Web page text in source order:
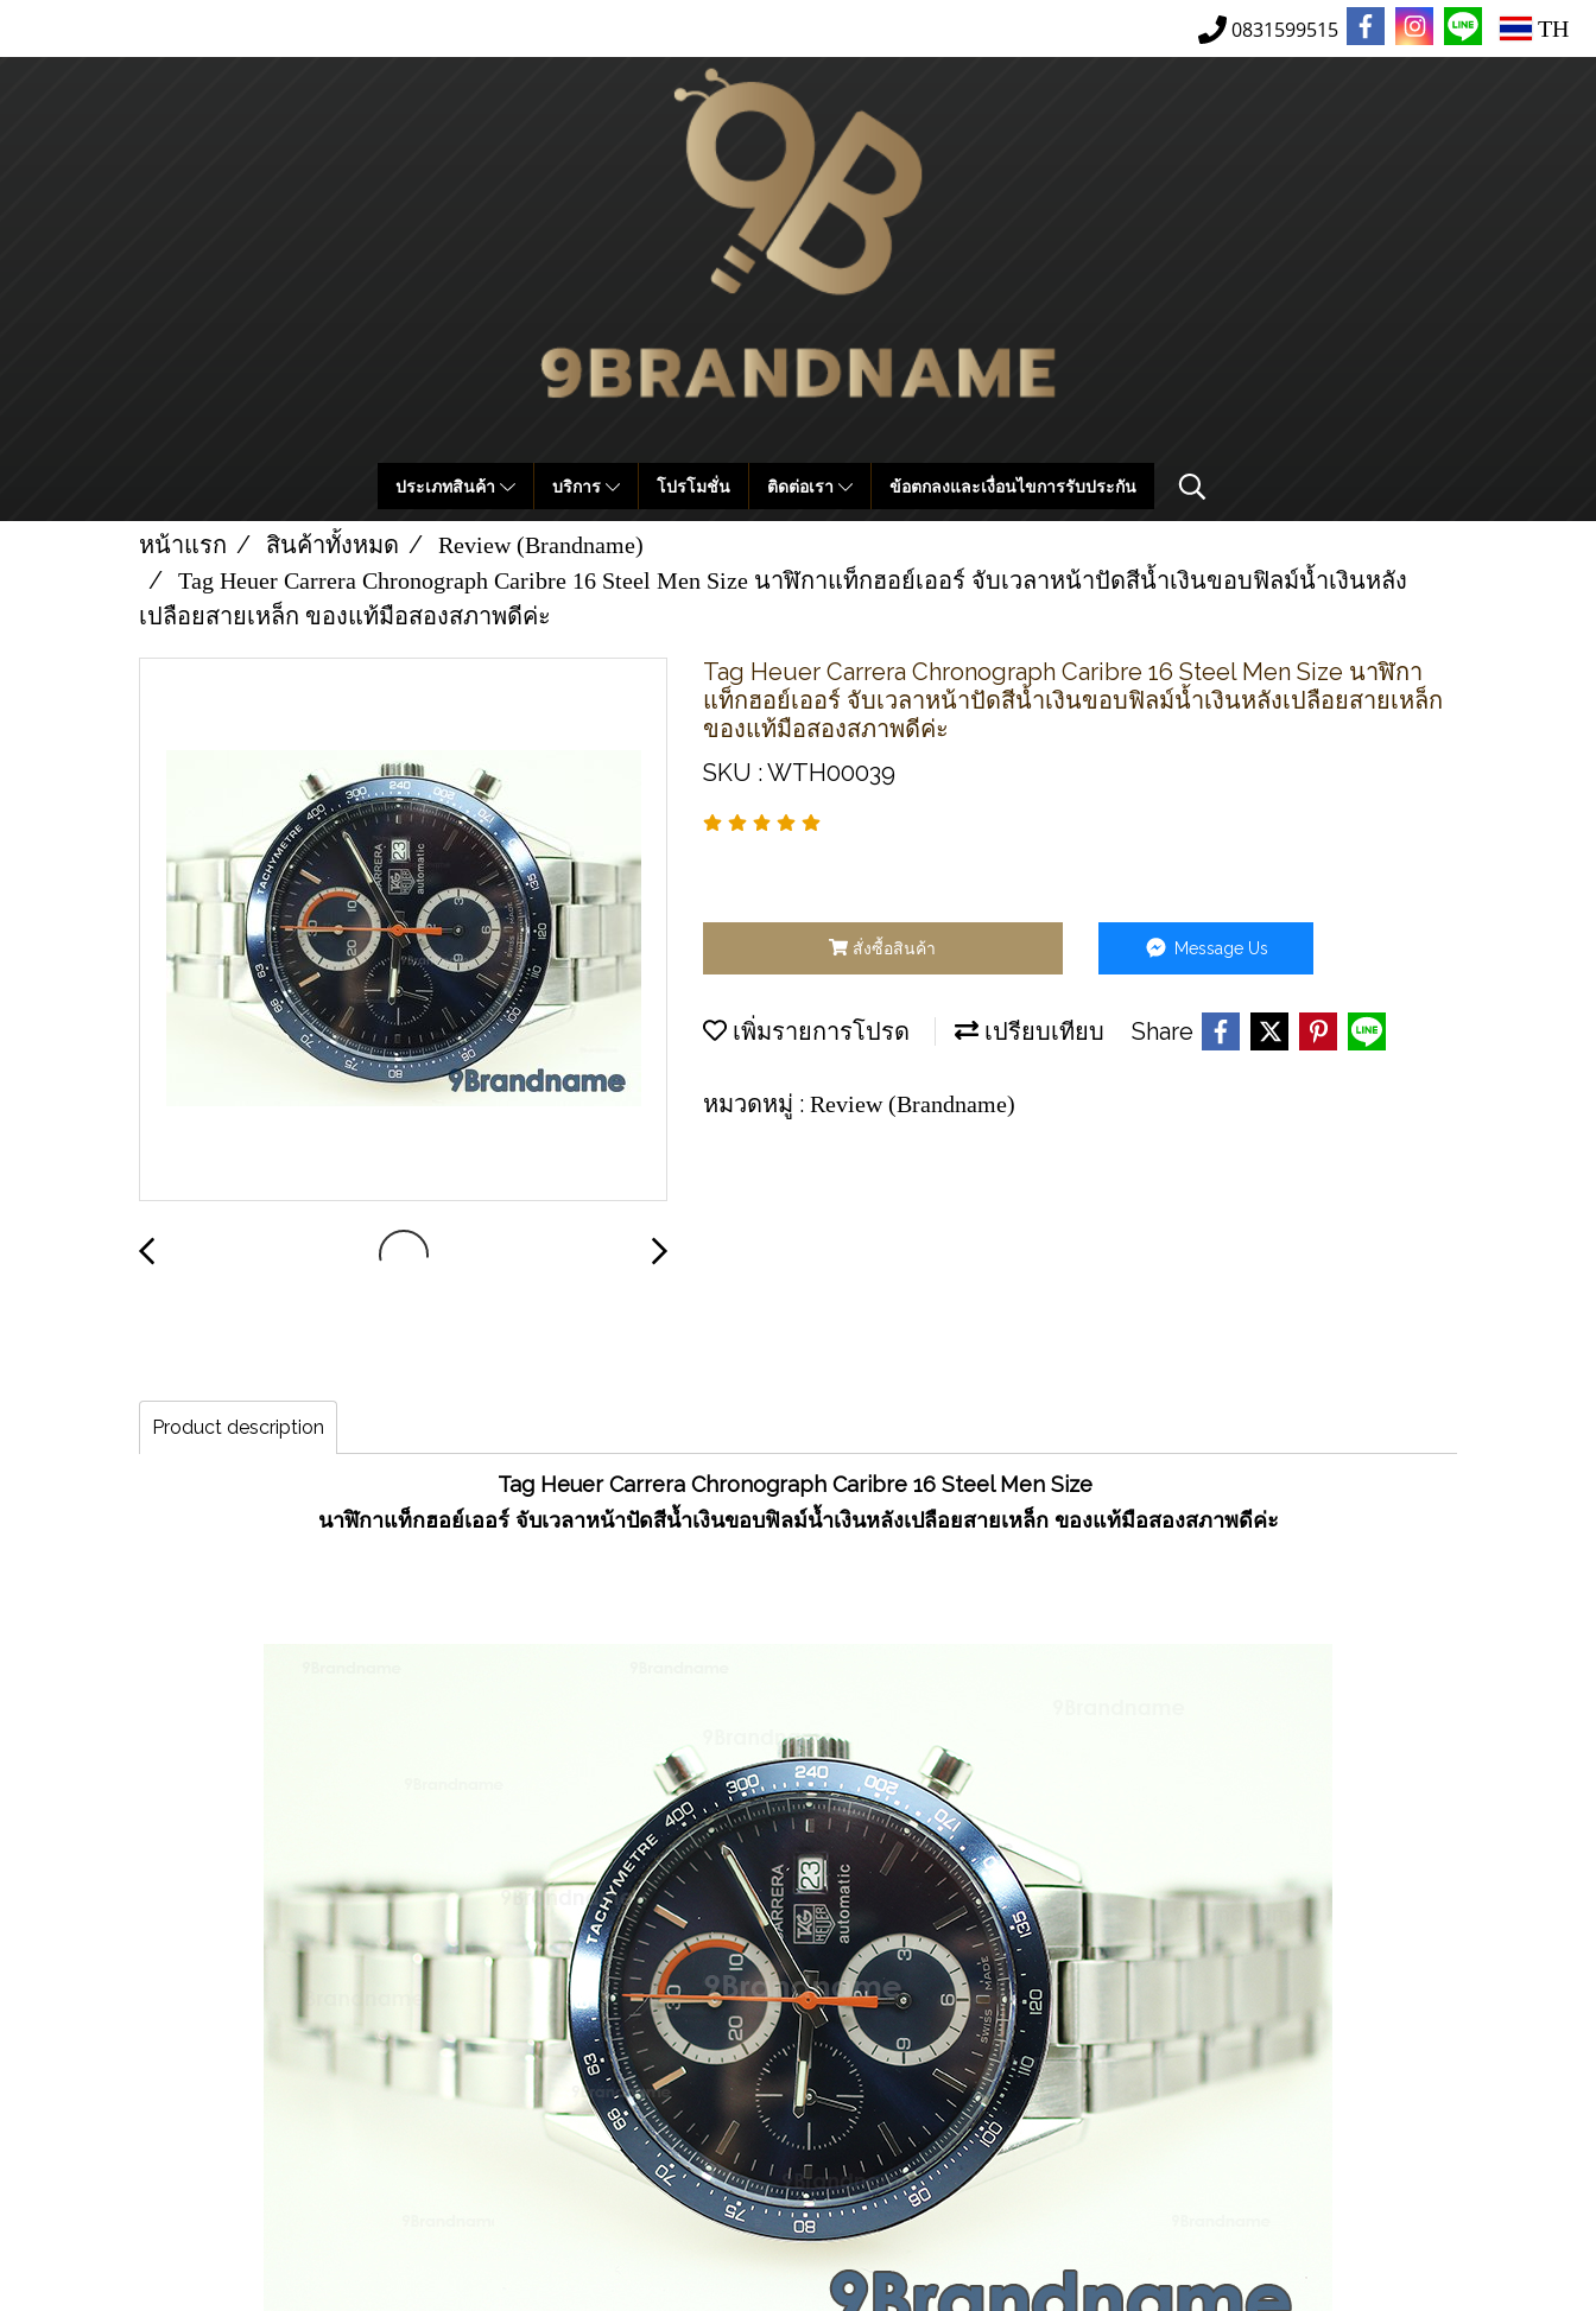
0831599515 TH
ประเภทสินค้า บริการ โปรโมชั่น ติดต่อเรา ข้อตกลงและเงื่อนไขการรับประกัน
หน้าแรก สินค้าทั้งหมด
Review (Brandname)
Tag Heuer Carrera Chronograph Caribre 16 Steel Men Size นาฬิกาแท็กฮอย์เออร์ จับเวลาหน้าปัดสีน้ำเงินขอบฟิลม์น้ำเงินหลัง
เปลือยสายเหล็ก ของแท้มือสองสภาพดีค่ะ
Tag Heuer Carrera Chronograph Caribre 16 Steel Men Size นาฬิกา
แท็กฮอย์เออร์ จับเวลาหน้าปัดสีน้ำเงินขอบฟิลม์น้ำเงินหลังเปลือยสายเหล็ก
ของแท้มือสองสภาพดีค่ะ
SKU : WTH00039
สั่งซื้อสินค้า Message Us
เพิ่มรายการโปรด เปรียบเทียบ Share
หมวดหมู่ : Review (Brandname)
Product description
Tag Heuer Carrera Chronograph Caribre 16 Steel Men Size
นาฬิกาแท็กฮอย์เออร์ จับเวลาหน้าปัดสีน้ำเงินขอบฟิลม์น้ำเงินหลังเปลือยสายเหล็ก ของแท้มือสองสภาพดีค่ะ